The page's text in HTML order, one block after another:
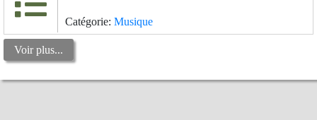
Catégorie: Musique
Voir plus...